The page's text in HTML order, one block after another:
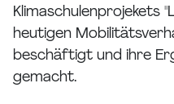
Klimaschulenprojekets
heutigen
beschäftigt und ihre
gemacht.